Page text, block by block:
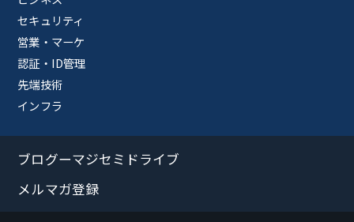
セキュリティ
営業・マーケ
認証・ID管理
先端技術
インフラ
ブログーマジセミドライブ
メルマガ登録